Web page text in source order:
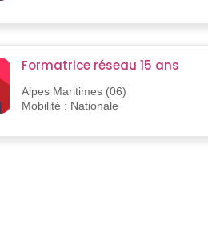
Formatrice réseau 15 ans
Alpes Maritimes (06)
Mobilité : Nationale